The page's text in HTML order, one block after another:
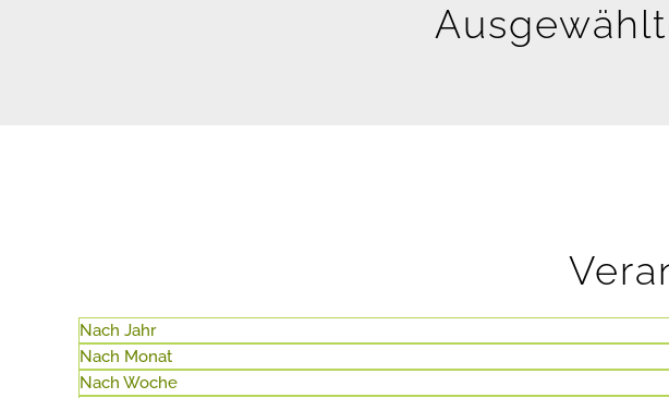
Nach Jahr
Nach Monat
Nach Woche